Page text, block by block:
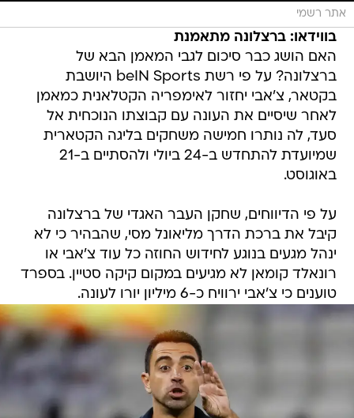
אתר רשמי
בווידאו: ברצלונה מתאמנת
האם הושג כבר סיכום לגבי המאמן הבא של
ברצלונה? על פי רשת beIN Sports היושבת
בקטאר, צ'אבי יחזור לאימפריה הקטלאנית כמאמן
לאחר שיסיים את העונה עם קבוצתו הנוכחית אל
סעד, לה נותרו חמישה משחקים בליגה הקטארית
שמיועדת להתחדש ב-24 ביולי ולהסתיים ב-21
באוגוסט.
על פי הדיווחים, שחקן העבר האגדי של ברצלונה
קיבל את ברכת הדרך מליאונל מסי, שהבהיר כי לא
ינהל מגעים בנוגע לחידוש החוזה כל עוד צ'אבי או
רונאלד קומאן לא מגיעים במקום קיקה סטיין. בספרד
טוענים כי צ'אבי ירוויח כ-6 מיליון יורו לעונה.